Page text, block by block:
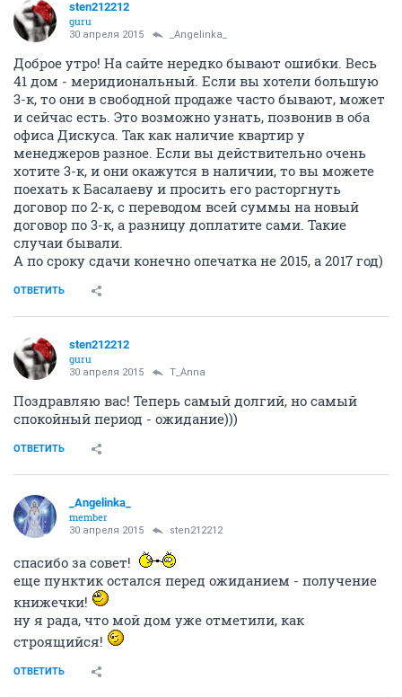
состояния: свайные работы!
но вот возник вопрос, там в планировках указана
широкая блок-секция и есть узкая блок-секция...
кто-нибудь в курсе это верная информация? мы бы и
на 3шку наскребли, наверное... только не знали.
по количеству квартир в 41 доме больше, чем в 42,43
на 117 квартир.
улыбнуло начало строительсва 2 кв.2015, окончание 2
кв. 2015!
было бы круто!!!
ОТВЕТИТЬ
sten212212
guru
30 апреля 2015 _Angelinka_
Доброе утро! На сайте нередко бывают ошибки. Весь
41 дом - меридиональный. Если вы хотели большую
3-к, то они в свободной продаже часто бывают, может
и сейчас есть. Это возможно узнать, позвонив в оба
офиса Дискуса. Так как наличие квартир у
хотите 3-к, и они окажутся в наличии, то вы можете
поехать к Басалаеву и просить его расторгнуть
договор по 2-к, с переводом всей суммы на новый
договор по 3-к, а разницу доплатите сами. Такие
случаи бывали.
А по сроку сдачи конечно опечатка не 2015, а 2017 год)
ОТВЕТИТЬ
sten212212
30 апреля 2015
Поздравляю вас! Теперь самый долгий, но самый
спокойный период - ожидание)))